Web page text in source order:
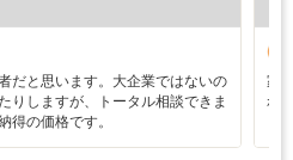
だと思います。大企業ではないの
りしますが、トータル相談できま
得の価格です。
家
れ